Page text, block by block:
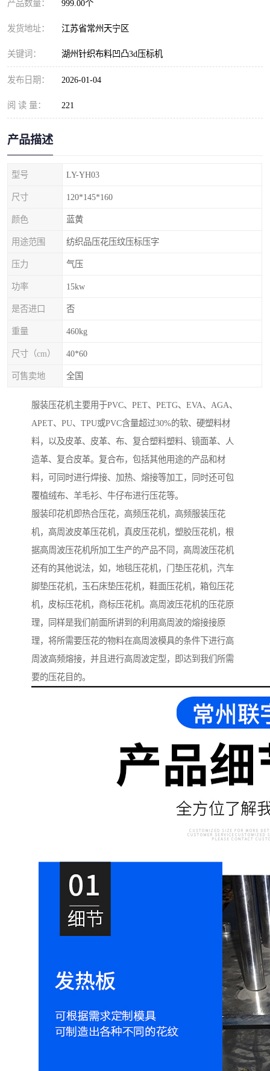
产品数量： 999.00个
发货地址： 江苏省常州天宁区
关键词： 湖州针织布料凹凸3d压标机
发布日期： 2026-01-04
阅 读 量： 221
产品描述
型号 LY-YH03
尺寸 120*145*160
颜色 蓝黄
用途范围 纺织品压花压纹压标压字
压力 气压
功率 15kw
是否进口 否
重量 460kg
尺寸（cm） 40*60
可售卖地 全国
服装压花机主要用于PVC、PET、PETG、EVA、AGA、
APET、PU、TPU或PVC含量超过30%的软、硬塑料材
料，以及皮革、皮革、布、复合塑料塑料、镜面革、人
造革、复合皮革。复合布，包括其他用途的产品和材
料，可同时进行焊接、加热、熔接等加工，同时还可包
覆植绒布、羊毛衫、牛仔布进行压花等。
服装印花机即热合压花，高频压花机，高频服装压花
机，高周波皮革压花机，真皮压花机，塑胶压花机，根
据高周波压花机所加工生产的产品不同，高周波压花机
还有的其他说法，如，地毯压花机，门垫压花机，汽车
脚垫压花机，玉石床垫压花机，鞋面压花机，箱包压花
机，皮标压花机，商标压花机。高周波压花机的压花原
理，同样是我们前面所讲到的利用高周波的熔接接原
理，将所需要压花的物料在高周波模具的条件下进行高
周波高频熔接，并且进行高周波定型，即达到我们所需
要的压花目的。